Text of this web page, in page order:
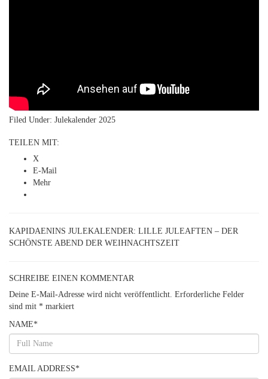
Filed Under: Julekalender 2025
TEILEN MIT:
X
E-Mail
Mehr
KAPIDAENINS JULEKALENDER: LILLE JULEAFTEN – DER
SCHÖNSTE ABEND DER WEIHNACHTSZEIT
SCHREIBE EINEN KOMMENTAR
Deine E-Mail-Adresse wird nicht veröffentlicht. Erforderliche Felder
sind mit * markiert
NAME*
EMAIL ADDRESS*